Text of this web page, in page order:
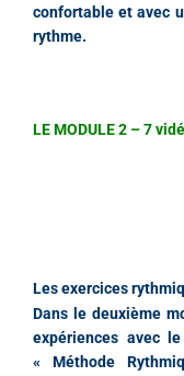
confortable et avec
rythme.
LE MODULE 2 – 7
Les exercices
Dans le deuxième
expériences avec
« Méthode